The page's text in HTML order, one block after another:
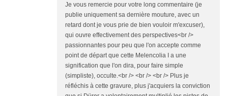
Je vous remercie pour votre long commentaire (je
publie uniquement sa dernière mouture, avec un
retard dont je vous prie de bien vouloir m'excuser),
qui ouvre effectivement des perspectives<br />
passionnantes pour peu que l'on accepte comme
point de départ que cette Melencolia I a une
signification que l'on dira, pour faire simple
(simpliste), occulte.<br /> <br /> <br /> Plus je
réfléchis à cette gravure, plus j'acquiers la conviction